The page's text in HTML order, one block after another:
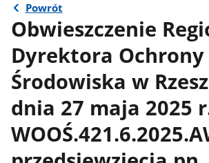
Powrót
Obwieszczenie
Dyrektora Ochrony
Środowiska w
dnia 27 maja 2025